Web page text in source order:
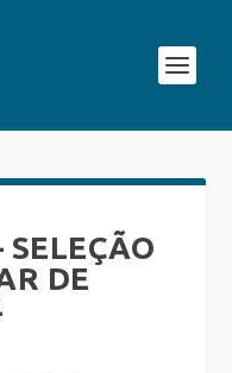
SELEÇÃO
DE